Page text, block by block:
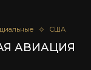
США
АВИАЦИЯ